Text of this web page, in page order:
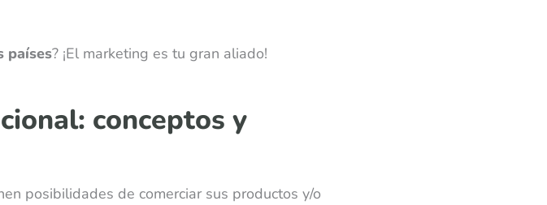
países? ¡El marketing es tu gran aliado!
conceptos y
posibilidades de comerciar sus productos y/o